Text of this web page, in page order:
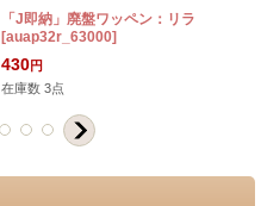
「J即納」廃盤ワッペン：リラ
[auap32r_63000]
430円
在庫数 3点